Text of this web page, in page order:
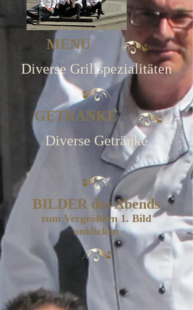
MENU
Diverse Grillspezialitäten​
GETRÄNKE
Diverse Getränke
BILDER des Abends
zum Vergrößern 1. Bild
anklicken
030819_B02